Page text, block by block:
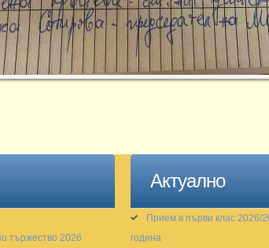
тържество 2026
Актуално
Прием в първи клас 2026/
година